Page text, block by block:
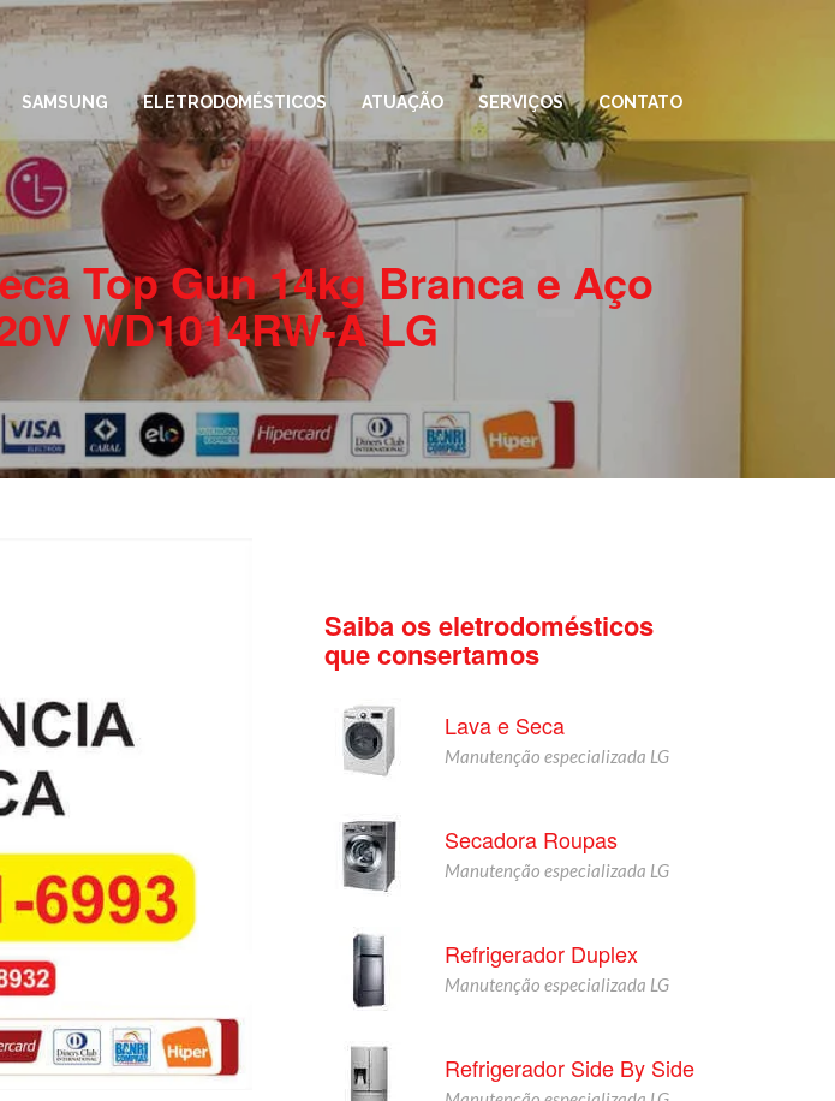
SAMSUNG ELETRODOMÉSTICOS ATUAÇÃO SERVIÇOS CONTATO
Top Gun 14kg Branca e Aço
WD1014RW-A LG
Saiba os eletrodomésticos
que consertamos
Lava e Seca
Manutenção especializada LG
Secadora Roupas
Manutenção especializada LG
Refrigerador Duplex
Manutenção especializada LG
Refrigerador Side By Side